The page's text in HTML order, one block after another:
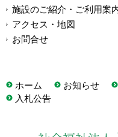
施設のご紹介・ご利用案
アクセス・地図
お問合せ
ホーム お知らせ
入札公告